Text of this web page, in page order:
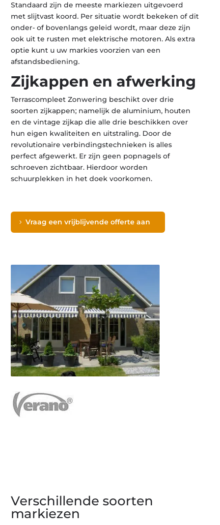
Standaard zijn de meeste markiezen uitgevoerd
met slijtvast koord. Per situatie wordt bekeken of dit
onder- of bovenlangs geleid wordt, maar deze zijn
ook uit te rusten met elektrische motoren. Als extra
optie kunt u uw markies voorzien van een
afstandsbediening.
Zijkappen en afwerking
Terrascompleet Zonwering beschikt over drie
soorten zijkappen; namelijk de aluminium, houten
en de vintage zijkap die alle drie beschikken over
hun eigen kwaliteiten en uitstraling. Door de
revolutionaire verbindingstechnieken is alles
perfect afgewerkt. Er zijn geen popnagels of
schroeven zichtbaar. Hierdoor worden
schuurplekken in het doek voorkomen.
Vraag een vrijblijvende offerte aan
Verschillende soorten
markiezen